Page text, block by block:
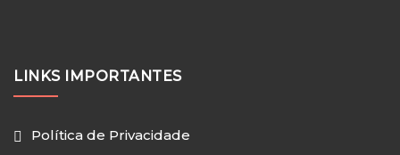
LINKS IMPORTANTES
Política de Privacidade